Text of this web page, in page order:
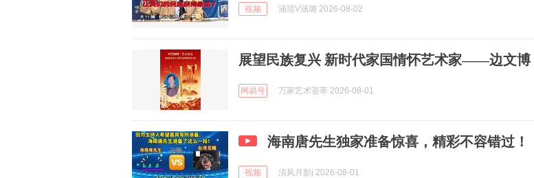
视频 涵瑶V涵璐 2026-08-02
展望民族复兴 新时代家国情怀艺术家——边文博
网易号 万家艺术荟萃 2026-08-01
海南唐先生独家准备惊喜，精彩不容错过！
视频 清风月影j 2026-08-01